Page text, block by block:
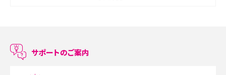
LINEで友だちを削除する方法は？方法ごとの影響や復活・復元する方法も解説
サポートのご案内